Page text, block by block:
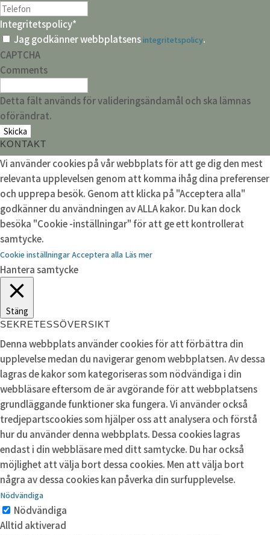
Integritetspolicy*
Jag godkänner webbplatsensintegritetspolicy.
CAPTCHA
Comments
Detta fält används för valideringsändamål och ska lämnas
oförändrat.
KONTAKT
Vi använder cookies på vår webbplats för att ge dig den mest
relevanta upplevelsen genom att komma ihåg dina preferenser
och upprepa besök. Genom att klicka på "Acceptera alla"
godkänner du användningen av ALLA kakor. Du kan dock
besöka "Cookie -inställningar" för att ge ett kontrollerat
samtycke.
Cookie inställningarAcceptera alla Läs mer
Hantera samtycke
Stäng
SEKRETESSÖVERSIKT
Denna webbplats använder cookies för att förbättra din
upplevelse medan du navigerar genom webbplatsen. Av dessa
lagras de kakor som kategoriseras som nödvändiga i din
webbläsare eftersom de är avgörande för att webbplatsens
grundläggande funktioner ska fungera. Vi använder också
tredjepartscookies som hjälper oss att analysera och förstå
hur du använder denna webbplats. Dessa cookies lagras
endast i din webbläsare med ditt samtycke. Du har också
möjlighet att välja bort dessa cookies. Men att välja bort
några av dessa cookies kan påverka din surfupplevelse.
Nödvändiga
Nödvändiga
Alltid aktiverad